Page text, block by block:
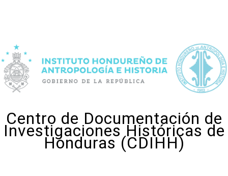
Centro de Documentación de
Investigaciones Históricas de
Honduras (CDIHH)